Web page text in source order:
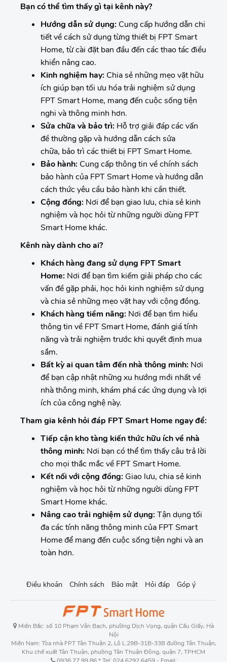
Bạn có thể tìm thấy gì tại kênh này?
Hướng dẫn sử dụng: Cung cấp hướng dẫn chi
tiết về cách sử dụng từng thiết bị FPT Smart
Home, từ cài đặt ban đầu đến các thao tác điều
khiển nâng cao.
Kinh nghiệm hay: Chia sẻ những mẹo vặt hữu
ích giúp bạn tối ưu hóa trải nghiệm sử dụng
FPT Smart Home, mang đến cuộc sống tiện
nghi và thông minh hơn.
Sửa chữa và bảo trì: Hỗ trợ giải đáp các vấn
đề thường gặp và hướng dẫn cách sửa
chữa, bảo trì các thiết bị FPT Smart Home.
Bảo hành: Cung cấp thông tin về chính sách
bảo hành của FPT Smart Home và hướng dẫn
cách thức yêu cầu bảo hành khi cần thiết.
Cộng đồng: Nơi để bạn giao lưu, chia sẻ kinh
nghiệm và học hỏi từ những người dùng FPT
Smart Home khác.
Kênh này dành cho ai?
Khách hàng đang sử dụng FPT Smart
Home: Nơi để bạn tìm kiếm giải pháp cho các
vấn đề gặp phải, học hỏi kinh nghiệm sử dụng
và chia sẻ những mẹo vặt hay với cộng đồng.
Khách hàng tiềm năng: Nơi để bạn tìm hiểu
thông tin về FPT Smart Home, đánh giá tính
năng và trải nghiệm trước khi quyết định mua
sắm.
Bất kỳ ai quan tâm đến nhà thông minh: Nơi
để bạn cập nhật những xu hướng mới nhất về
nhà thông minh, khám phá các ứng dụng và lợi
ích của công nghệ này.
Tham gia kênh hỏi đáp FPT Smart Home ngay để:
Tiếp cận kho tàng kiến thức hữu ích về nhà
thông minh: Nơi bạn có thể tìm thấy câu trả lời
cho mọi thắc mắc về FPT Smart Home.
Kết nối với cộng đồng: Giao lưu, chia sẻ kinh
nghiệm và học hỏi từ những người dùng FPT
Smart Home khác.
Nâng cao trải nghiệm sử dụng: Tận dụng tối
đa các tính năng thông minh của FPT Smart
Home để mang đến cuộc sống tiện nghi và an
toàn hơn.
Điều khoản Chính sách Bảo mật Hỏi đáp Góp ý
Miền Bắc: số 10 Phạm Văn Bạch, phường Dịch Vọng, quận Cầu Giấy, Hà
Nội
Miền Nam: Tòa nhà FPT Tân Thuận 2, Lô L.29B-31B-33B đường Tân Thuận,
Khu chế xuất Tân Thuận, phường Tân Thuận Đông, quận 7, TPHCM